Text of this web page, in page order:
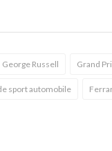
George Russell Grand
sport automobile